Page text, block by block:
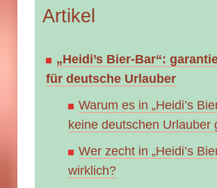
Artikel
„Heidi’s Bier-Bar“:
für deutsche Urlauber
Warum es in „Heidi’s
keine deutschen Urlauber
Wer zecht in „Heidi’s
wirklich?